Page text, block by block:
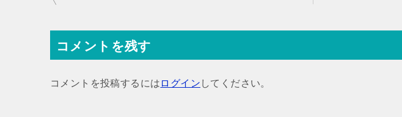
ナ
ビ
ー
コメントを残す
コメントを投稿するには ログイン してください。